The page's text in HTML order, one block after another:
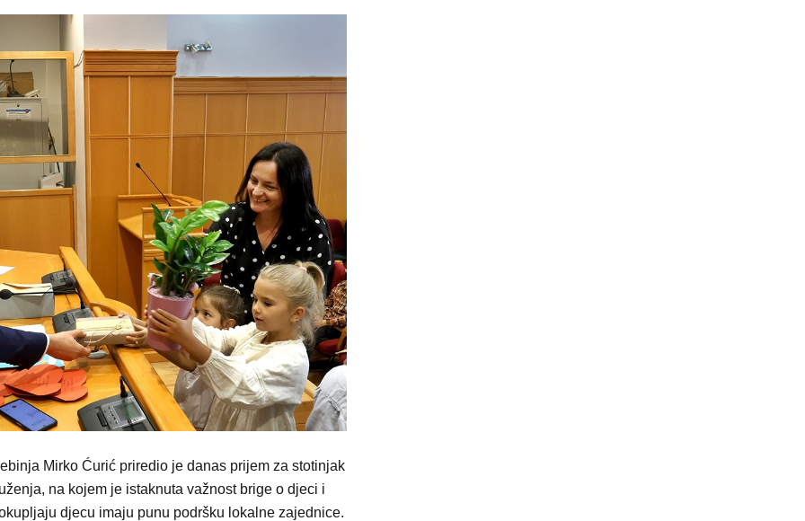
Mirko Ćurić priredio je danas prijem za stotinjak
na kojem je istaknuta važnost brige o djeci i
djecu imaju punu podršku lokalne zajednice.